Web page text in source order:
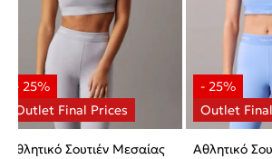
Αθλητικό Σουτιέν Μεσαίας
Αθλητικό